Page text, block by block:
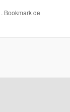
. Bookmark de